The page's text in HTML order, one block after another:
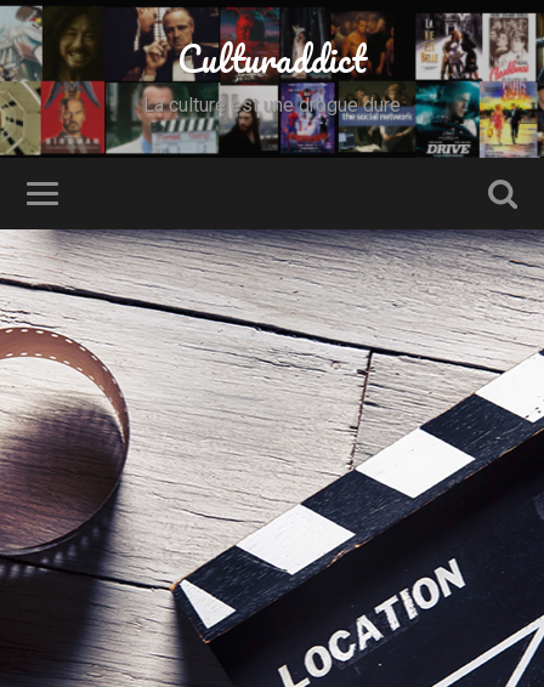
Culturaddict
La culture est une drogue dure